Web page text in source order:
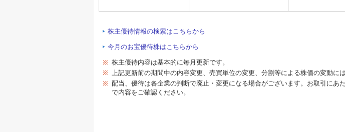
株主優待情報の検索はこちらから
今月のお宝優待株はこちらから
※ 株主優待内容は基本的に毎月更新です。
※ 上記更新前の期間中の内容変更、売買単位の変更、分割等による株価の変動に
※ 配当、優待は各企業の判断で廃止・変更になる場合がございます。お取引にあ
で内容をご確認ください。